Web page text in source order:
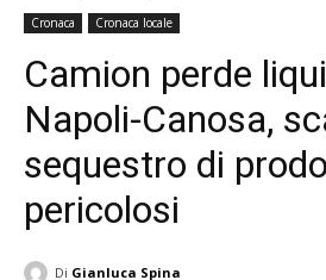
Cronaca Cronaca locale
Camion perde
Napoli-Canosa,
sequestro di
pericolosi
Di Gianluca Spina